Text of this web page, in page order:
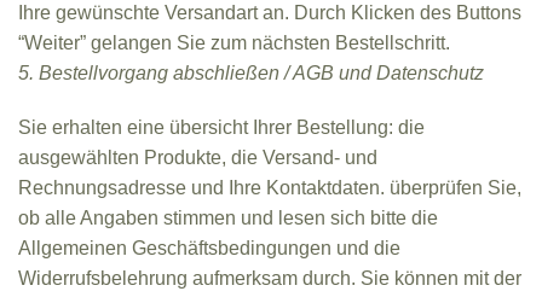
Ihre gewünschte Versandart an. Durch Klicken des Buttons
“Weiter” gelangen Sie zum nächsten Bestellschritt.
5. Bestellvorgang abschließen / AGB und Datenschutz
Sie erhalten eine übersicht Ihrer Bestellung: die
ausgewählten Produkte, die Versand- und
Rechnungsadresse und Ihre Kontaktdaten. überprüfen Sie,
ob alle Angaben stimmen und lesen sich bitte die
Allgemeinen Geschäftsbedingungen und die
Widerrufsbelehrung aufmerksam durch. Sie können mit der